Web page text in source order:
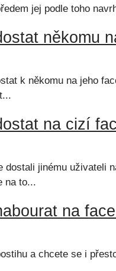
jej podle toho
někomu
k někomu na jeho
na cizí
dostali jinému uživateli
na to...
na
a chcete se i